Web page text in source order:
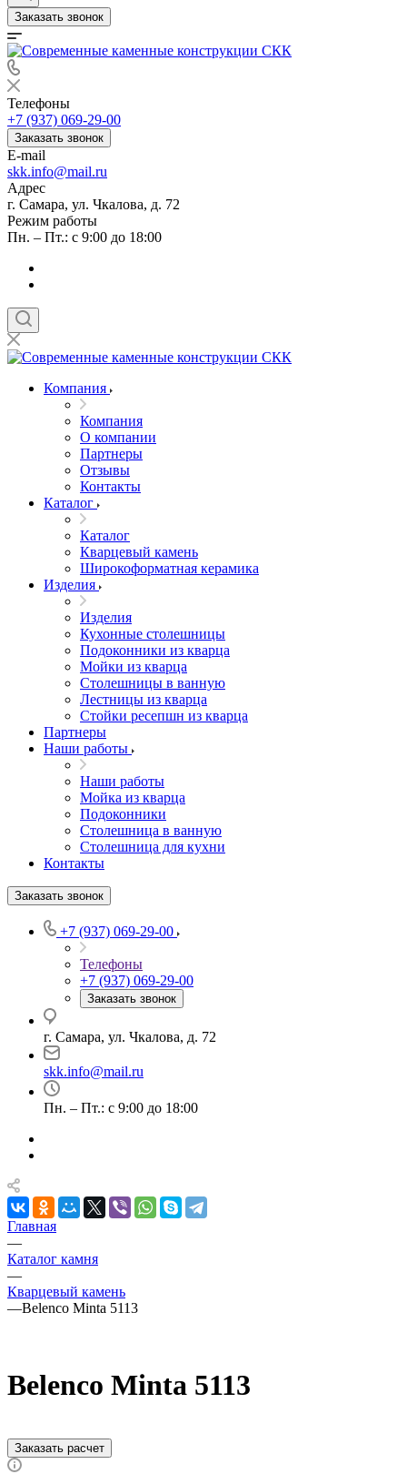
Заказать звонок
Телефоны
+7 (937) 069-29-00
Заказать звонок
E-mail
skk.info@mail.ru
Адрес
г. Самара, ул. Чкалова, д. 72
Режим работы
Пн. – Пт.: с 9:00 до 18:00
Компания
Компания
О компании
Партнеры
Отзывы
Контакты
Каталог
Каталог
Кварцевый камень
Широкоформатная керамика
Изделия
Изделия
Кухонные столешницы
Подоконники из кварца
Мойки из кварца
Столешницы в ванную
Лестницы из кварца
Стойки ресепшн из кварца
Партнеры
Наши работы
Наши работы
Мойка из кварца
Подоконники
Столешница в ванную
Столешница для кухни
Контакты
Заказать звонок
+7 (937) 069-29-00
Телефоны
+7 (937) 069-29-00
Заказать звонок
г. Самара, ул. Чкалова, д. 72
skk.info@mail.ru
Пн. – Пт.: с 9:00 до 18:00
Главная
—
Каталог камня
—
Кварцевый камень
—Belenco Minta 5113
Belenco Minta 5113
Заказать расчет